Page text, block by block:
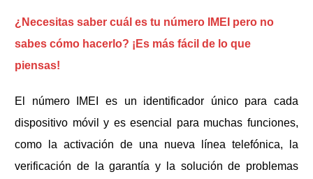
¿Necesitas saber cuál es tu número IMEI pero no
sabes cómo hacerlo? ¡Es más fácil de lo que
piensas!
El número IMEI es un identificador único para cada
dispositivo móvil y es esencial para muchas funciones,
como la activación de una nueva línea telefónica, la
verificación de la garantía y la solución de problemas